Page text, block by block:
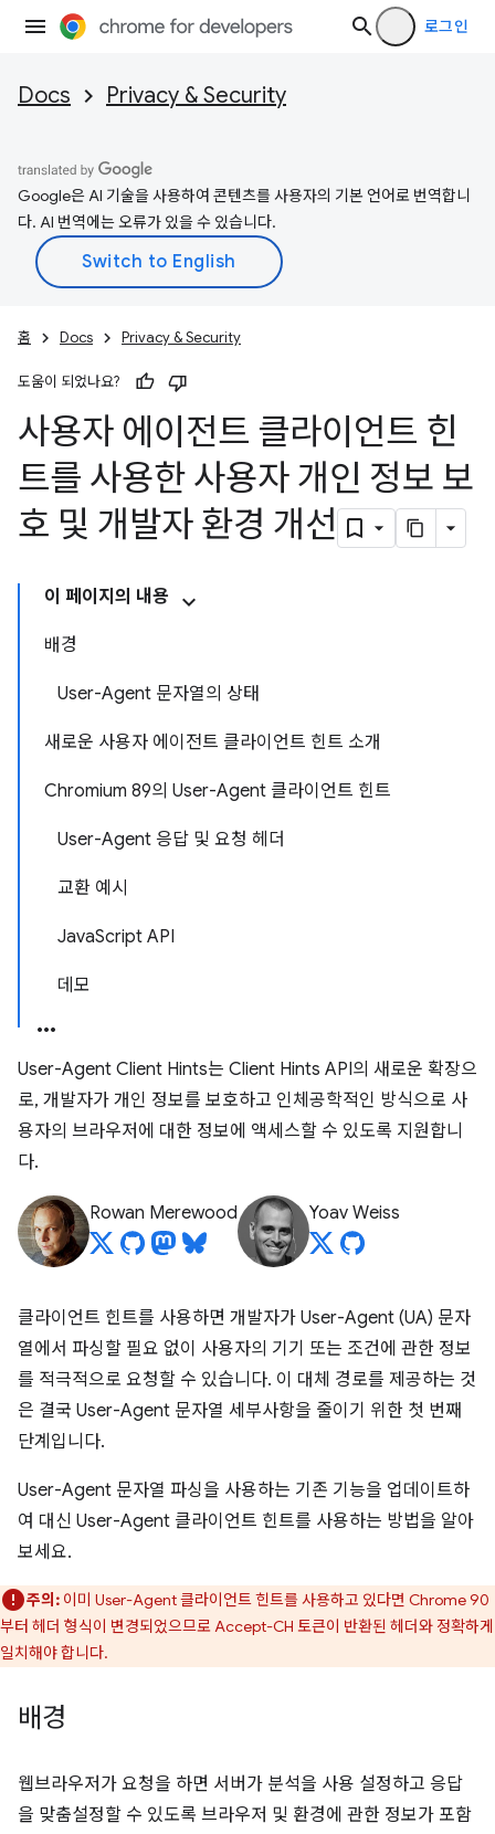
로그인
Docs Privacy & Security
Google은 AI 기술을 사용하여 콘텐츠를 사용자의 기본 언어로 번역합니
다. AI 번역에는 오류가 있을 수 있습니다.
홈 Docs Privacy & Security
도움이 되었나요?
사용자 에이전트 클라이언트 힌
트를 사용한 사용자 개인 정보 보
호 및 개발자 환경 개선
이 페이지의 내용
배경
User-Agent 문자열의 상태
새로운 사용자 에이전트 클라이언트 힌트 소개
Chromium 89의 User-Agent 클라이언트 힌트
User-Agent 응답 및 요청 헤더
교환 예시
JavaScript API
데모
User-Agent Client Hints는 Client Hints API의 새로운 확장으
로, 개발자가 개인 정보를 보호하고 인체공학적인 방식으로 사
용자의 브라우저에 대한 정보에 액세스할 수 있도록 지원합니
다.
Rowan Merewood Yoav Weiss
클라이언트 힌트를 사용하면 개발자가 User-Agent (UA) 문자
열에서 파싱할 필요 없이 사용자의 기기 또는 조건에 관한 정보
를 적극적으로 요청할 수 있습니다. 이 대체 경로를 제공하는 것
은 결국 User-Agent 문자열 세부사항을 줄이기 위한 첫 번째
단계입니다.
User-Agent 문자열 파싱을 사용하는 기존 기능을 업데이트하
여 대신 User-Agent 클라이언트 힌트를 사용하는 방법을 알아
보세요.
주의: 이미 User-Agent 클라이언트 힌트를 사용하고 있다면 Chrome 90
부터 헤더 형식이 변경되었으므로 Accept-CH 토큰이 반환된 헤더와 정확하게
일치해야 합니다.
배경
웹브라우저가 요청을 하면 서버가 분석을 사용 설정하고 응답
을 맞춤설정할 수 있도록 브라우저 및 환경에 관한 정보가 포함